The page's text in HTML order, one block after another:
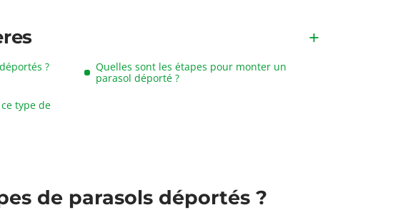
?
Quelles sont les étapes pour monter un
parasol déporté ?
type de
de parasols déportés ?